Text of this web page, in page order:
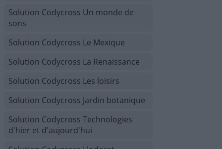
Solution Codycross Un monde de
sons
Solution Codycross Le Mexique
Solution Codycross La Renaissance
Solution Codycross Les loisirs
Solution Codycross Jardin botanique
Solution Codycross Technologies
d'hier et d'aujourd'hui